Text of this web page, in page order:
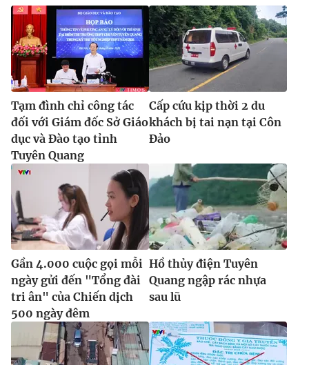
Tạm đình chỉ công tác
đối với Giám đốc Sở Giáo
dục và Đào tạo tỉnh
Tuyên Quang
Cấp cứu kịp thời 2 du
khách bị tai nạn tại Côn
Đảo
Gần 4.000 cuộc gọi mỗi
ngày gửi đến "Tổng đài
tri ân" của Chiến dịch
500 ngày đêm
Hồ thủy điện Tuyên
Quang ngập rác nhựa
sau lũ